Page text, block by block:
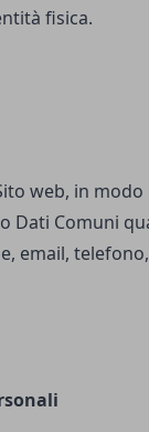
fisica.
web, in modo
Dati Comuni
email, telefono,